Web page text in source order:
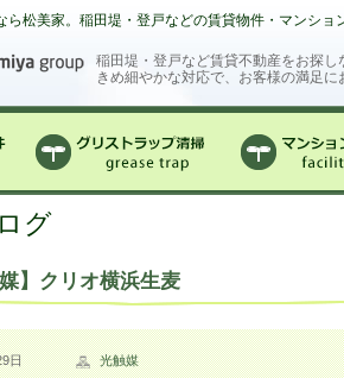
ら松美家。稲田堤・登戸などの賃貸物件・マンショ
稲田堤・登戸など賃貸不動産をお探
きめ細やかな対応で、お客様の満足に
グ
媒】クリオ横浜生麦
日 光触媒